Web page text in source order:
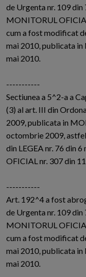
de Urgenta nr. 109
MONITORUL
cum a fost modificat
mai 2010, publicata
mai 2010.
-----------
Sectiunea a 5^2-a a
(3) al art. III din
2009, publicata in
octombrie 2009,
din LEGEA nr. 76 din
OFICIAL nr. 307 din
-----------
Art. 192^4 a fost
de Urgenta nr. 109
MONITORUL
cum a fost modificat
mai 2010, publicata
mai 2010.